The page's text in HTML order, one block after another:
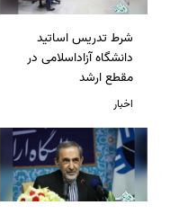
شرط تدریس اساتید
دانشگاه آزاداسلامی در
مقطع ارشد
اخبار